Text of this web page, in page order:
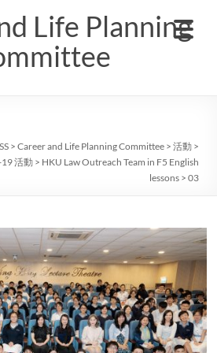
Life Planning
>Career and Life Planning Committee >活動 >
活動> HKU Law Outreach Team in F5 English
lessons >03